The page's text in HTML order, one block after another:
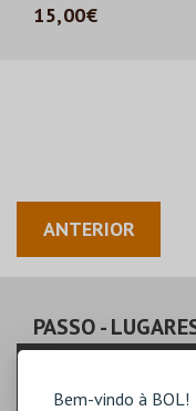
Bem-vindo à BOL!
15,00€
ANTERIOR
PASSO-